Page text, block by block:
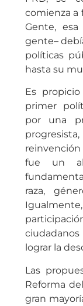
comienza a
Gente,
gente–
políticas
hasta su
Es
primer
por una
fue un
raza,
lograr la
Las
Reforma
gran